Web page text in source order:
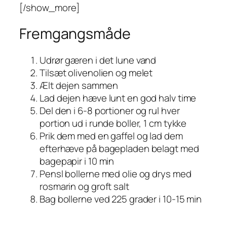
[/show_more]
Fremgangsmåde
Udrør gæren i det lune vand
Tilsæt olivenolien og melet
Ælt dejen sammen
Lad dejen hæve lunt en god halv time
Del den i 6-8 portioner og rul hver
portion ud i runde boller, 1 cm tykke
Prik dem med en gaffel og lad dem
efterhæve på bagepladen belagt med
bagepapir i 10 min
Pensl bollerne med olie og drys med
rosmarin og groft salt
Bag bollerne ved 225 grader i 10-15 min